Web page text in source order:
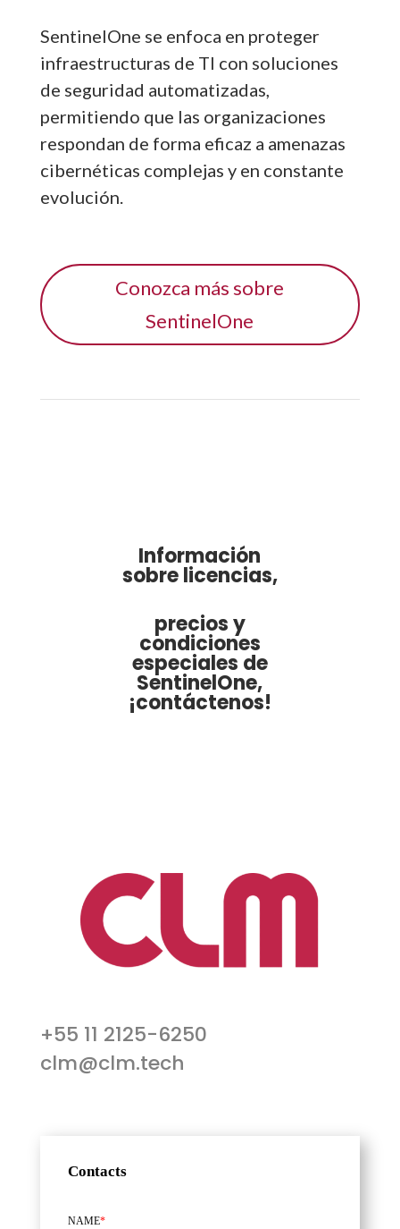
SentinelOne se enfoca en proteger
infraestructuras de TI con soluciones
de seguridad automatizadas,
permitiendo que las organizaciones
respondan de forma eficaz a amenazas
cibernéticas complejas y en constante
evolución.
Conozca más sobre
SentinelOne
Información
sobre licencias,
precios y
condiciones
especiales de
SentinelOne,
¡contáctenos!
+55 11 2125-6250
clm@clm.tech
Contacts
NAME*